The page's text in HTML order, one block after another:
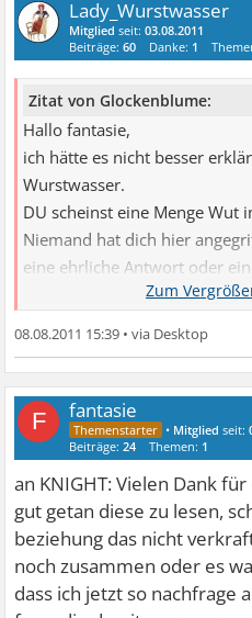
Lady_Wurstwasser
Mitglied seit:03.08.2011
Beiträge:60 Danke: 1
Zitat von Glockenblume:
Hallo fantasie,
ich hätte es nicht besser
Wurstwasser.
DU scheinst eine Menge Wut
Niemand hat dich hier
eine ehrliche Antwort oder
danke glockenblume, ich
hat niemand interesse
sonstiges, man muss damit
hinterfragt wird - nur so kann
oder hilfe geben oder tipps
LG
08.08.2011 15:39 •
F fantasie
• Mitglied seit:
Beiträge:24 Themen: 1
an KNIGHT: Vielen Dank
gut getan diese zu lesen,
beziehung das nicht
noch zusammen oder es
dass ich jetzt so nachfrage